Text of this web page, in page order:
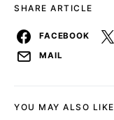
SHARE ARTICLE
FACEBOOK
MAIL
YOU MAY ALSO LIKE